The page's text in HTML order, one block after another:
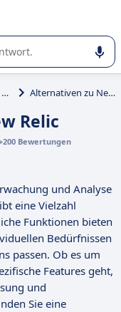
oder Auswahl
New Relic Alternativen zu New Relic
Relic
Bewertungen
und Analyse
eine Vielzahl
Funktionen bieten
Bedürfnissen
passen. Ob es um
Features geht,
und
Sie eine